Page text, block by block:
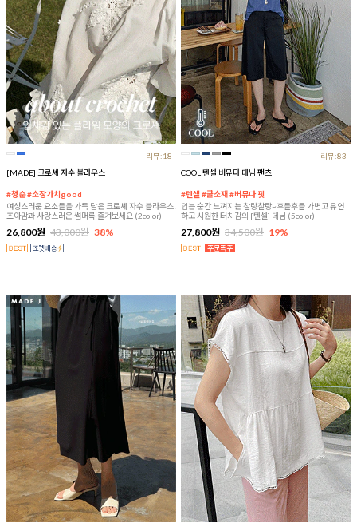
리뷰:18
[MADE] 크로셰 자수 블라우스
#청순 #소장가치good
여성스러운 요소들을 가득 담은 크로셰 자수 블라우스!
조아맘과 사랑스러운 썸머룩 즐겨보세요 (2color)
26,800원 43,000원 38%
리뷰:83
COOL 텐셀 버뮤다 데님 팬츠
#텐셀 #쿨소재 #버뮤다 핏
입는 순간 느껴지는 찰랑찰랑~후들후들 가볍고 유연
하고 시원한 터치감의 [텐셀] 데님 (5color)
27,800원 34,500원 19%